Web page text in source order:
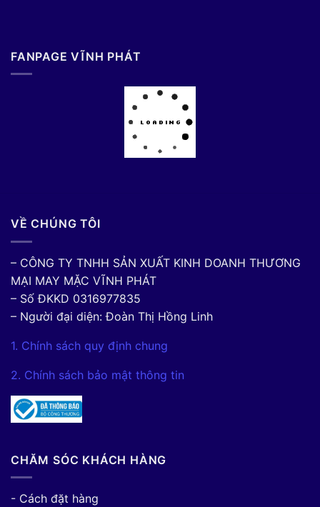
FANPAGE VĨNH PHÁT
VỀ CHÚNG TÔI
– CÔNG TY TNHH SẢN XUẤT KINH DOANH THƯƠNG
MẠI MAY MẶC VĨNH PHÁT
– Số ĐKKD 0316977835
– Người đại diện: Đoàn Thị Hồng Linh
1. Chính sách quy định chung
2. Chính sách bảo mật thông tin
CHĂM SÓC KHÁCH HÀNG
- Cách đặt hàng